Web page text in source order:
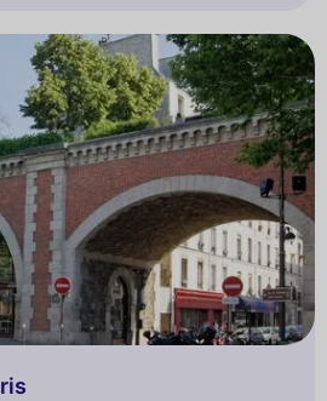
qui a vu se dessiner entre ses
grands personnages de